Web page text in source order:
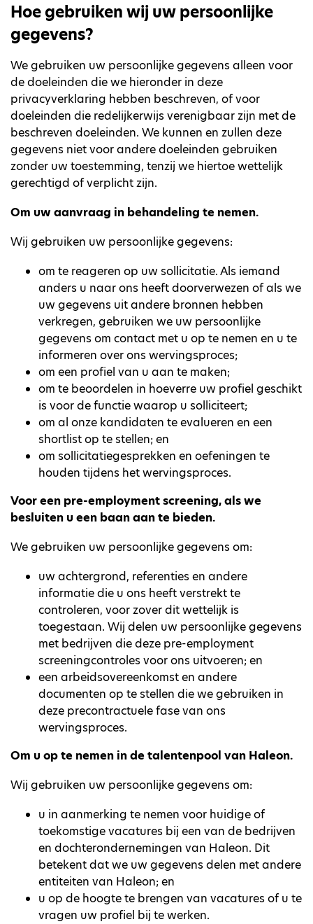
Hoe gebruiken wij uw persoonlijke
gegevens?
We gebruiken uw persoonlijke gegevens alleen voor
de doeleinden die we hieronder in deze
privacyverklaring hebben beschreven, of voor
doeleinden die redelijkerwijs verenigbaar zijn met de
beschreven doeleinden. We kunnen en zullen deze
gegevens niet voor andere doeleinden gebruiken
zonder uw toestemming, tenzij we hiertoe wettelijk
gerechtigd of verplicht zijn.
Om uw aanvraag in behandeling te nemen.
Wij gebruiken uw persoonlijke gegevens:
om te reageren op uw sollicitatie. Als iemand
anders u naar ons heeft doorverwezen of als we
uw gegevens uit andere bronnen hebben
verkregen, gebruiken we uw persoonlijke
gegevens om contact met u op te nemen en u te
informeren over ons wervingsproces;
om een profiel van u aan te maken;
om te beoordelen in hoeverre uw profiel geschikt
is voor de functie waarop u solliciteert;
om al onze kandidaten te evalueren en een
shortlist op te stellen; en
om sollicitatiegesprekken en oefeningen te
houden tijdens het wervingsproces.
Voor een pre-employment screening, als we
besluiten u een baan aan te bieden.
We gebruiken uw persoonlijke gegevens om:
uw achtergrond, referenties en andere
informatie die u ons heeft verstrekt te
controleren, voor zover dit wettelijk is
toegestaan. Wij delen uw persoonlijke gegevens
met bedrijven die deze pre-employment
screeningcontroles voor ons uitvoeren; en
een arbeidsovereenkomst en andere
documenten op te stellen die we gebruiken in
deze precontractuele fase van ons
wervingsproces.
Om u op te nemen in de talentenpool van Haleon.
Wij gebruiken uw persoonlijke gegevens om:
u in aanmerking te nemen voor huidige of
toekomstige vacatures bij een van de bedrijven
en dochterondernemingen van Haleon. Dit
betekent dat we uw gegevens delen met andere
entiteiten van Haleon; en
u op de hoogte te brengen van vacatures of u te
vragen uw profiel bij te werken.